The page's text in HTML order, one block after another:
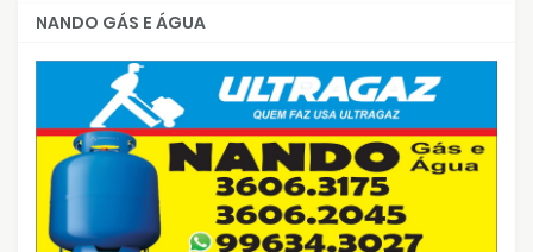
NANDO GÁS E ÁGUA